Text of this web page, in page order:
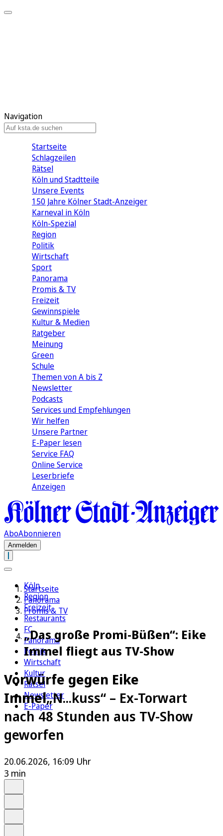
Navigation
Startseite
Schlagzeilen
Rätsel
Köln und Stadtteile
Unsere Events
150 Jahre Kölner Stadt-Anzeiger
Karneval in Köln
Köln-Spezial
Region
Politik
Wirtschaft
Sport
Panorama
Promis & TV
Freizeit
Gewinnspiele
Kultur & Medien
Ratgeber
Meinung
Green
Schule
Themen von A bis Z
Newsletter
Podcasts
Services und Empfehlungen
Wir helfen
Unsere Partner
E-Paper lesen
Service FAQ
Online Service
Leserbriefe
Anzeigen
AboAbonnieren
Anmelden
Köln
Region
Freizeit
Restaurants
FC
Panorama
Politik
Wirtschaft
Kultur
Rätsel
Newsletter
E-Paper
Startseite
Panorama
Promis & TV
„Das große Promi-Büßen“: Eike
Immel fliegt aus TV-Show
Vorwürfe gegen Eike
Immel„N...kuss“ – Ex-Torwart
nach 48 Stunden aus TV-Show
geworfen
20.06.2026, 16:09 Uhr
3 min